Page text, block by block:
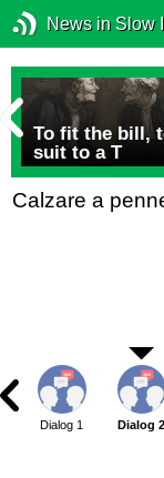
News in Slow
To fit the bill,
suit to a T
Calzare a
Dialog 1 Dialog 2